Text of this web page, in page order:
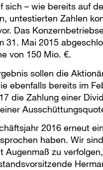
sich – wie bereits auf
untestierten Zahlen
Das
31. Mai 2015
von 150 Mio. €.
sollen die
ebenfalls bereits im
die Zahlung einer
2016 erneut
haben. Wir
zu